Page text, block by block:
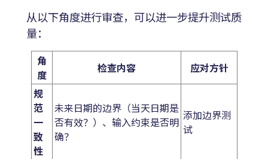
从以下角度进行审查，可以进一步提升测试质
量：
角
度
检查内容
应对方针
规
范
一
致
性
未来日期的边界（当天日期是
否有效？）、输入约束是否明
确？
添加边界测
试